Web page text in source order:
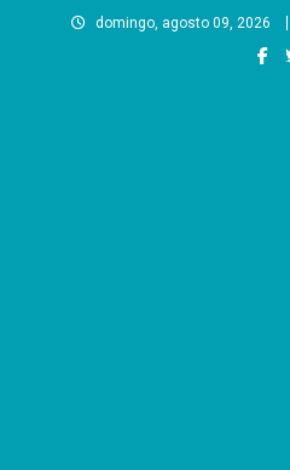
domingo, agosto 09, 2026